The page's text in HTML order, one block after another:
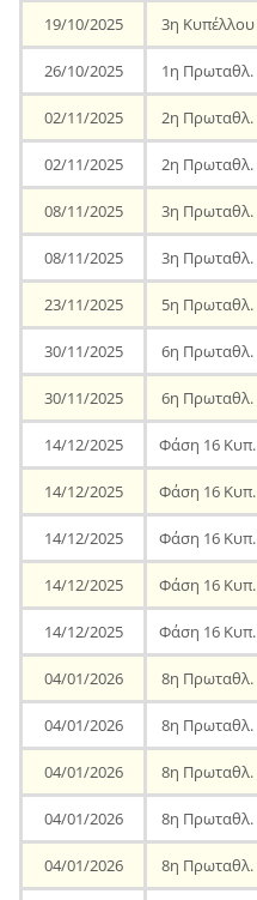
19/10/2025 3η Κυπέλλου
26/10/2025 1η Πρωταθλ.
02/11/2025 2η Πρωταθλ.
02/11/2025 2η Πρωταθλ.
08/11/2025 3η Πρωταθλ.
08/11/2025 3η Πρωταθλ.
23/11/2025 5η Πρωταθλ.
30/11/2025 6η Πρωταθλ.
30/11/2025 6η Πρωταθλ.
14/12/2025 Φάση 16 Κυπ.
14/12/2025 Φάση 16 Κυπ.
14/12/2025 Φάση 16 Κυπ.
14/12/2025 Φάση 16 Κυπ.
14/12/2025 Φάση 16 Κυπ.
04/01/2026 8η Πρωταθλ.
04/01/2026 8η Πρωταθλ.
04/01/2026 8η Πρωταθλ.
04/01/2026 8η Πρωταθλ.
04/01/2026 8η Πρωταθλ.